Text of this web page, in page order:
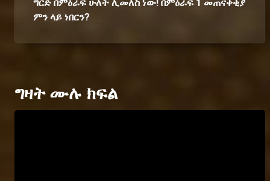
ግርድ በምዕራፍ ሁለት ሊመለስ ነው! በምዕራፍ 1 መጠናቀቂያ
ምን ላይ ነበርን?
ግዛት ሙሉ ክፍል